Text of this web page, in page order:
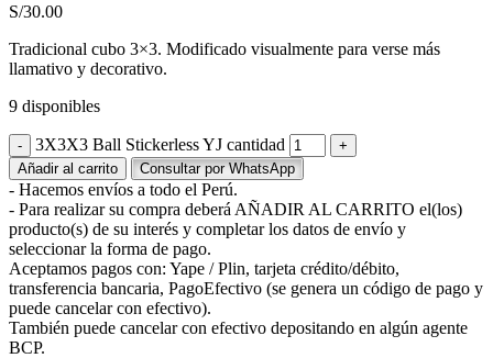
S/30.00
Tradicional cubo 3×3. Modificado visualmente para verse más
llamativo y decorativo.
9 disponibles
3X3X3 Ball Stickerless YJ cantidad
Añadir al carrito Consultar por WhatsApp
- Hacemos envíos a todo el Perú.
- Para realizar su compra deberá AÑADIR AL CARRITO el(los)
producto(s) de su interés y completar los datos de envío y
seleccionar la forma de pago.
Aceptamos pagos con: Yape / Plin, tarjeta crédito/débito,
transferencia bancaria, PagoEfectivo (se genera un código de pago y
puede cancelar con efectivo).
También puede cancelar con efectivo depositando en algún agente
BCP.